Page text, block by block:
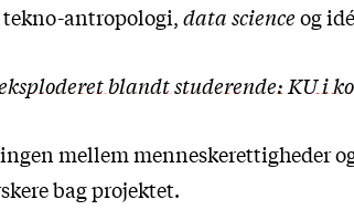
antropologi,data scienceog
blandt studerende: KU i
mellem menneskerettigheder
bag projektet.